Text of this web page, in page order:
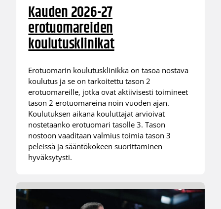
Kauden 2026-27
erotuomareiden
koulutusklinikat
Erotuomarin koulutusklinikka on tasoa nostava
koulutus ja se on tarkoitettu tason 2
erotuomareille, jotka ovat aktiivisesti toimineet
tason 2 erotuomareina noin vuoden ajan.
Koulutuksen aikana kouluttajat arvioivat
nostetaanko erotuomari tasolle 3. Tason
nostoon vaaditaan valmius toimia tason 3
peleissä ja sääntökokeen suorittaminen
hyväksytysti.